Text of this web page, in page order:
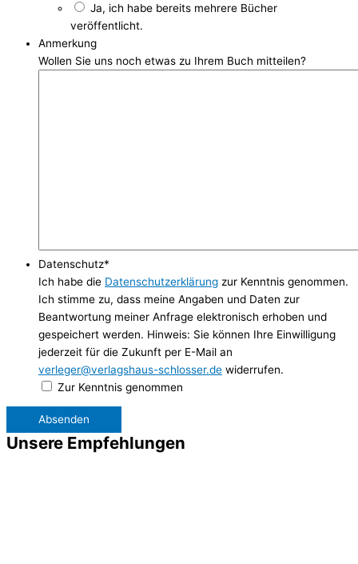
Ja, ich habe bereits mehrere Bücher
veröffentlicht.
Anmerkung
Wollen Sie uns noch etwas zu Ihrem Buch mitteilen?
Datenschutz*
Ich habe die Datenschutzerklärung zur Kenntnis genommen.
Ich stimme zu, dass meine Angaben und Daten zur
Beantwortung meiner Anfrage elektronisch erhoben und
gespeichert werden. Hinweis: Sie können Ihre Einwilligung
jederzeit für die Zukunft per E-Mail an
verleger@verlagshaus-schlosser.de widerrufen.
Zur Kenntnis genommen
Unsere Empfehlungen